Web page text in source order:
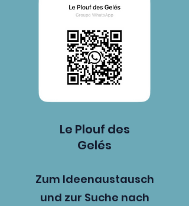
Le Plouf des
Gelés
Zum Ideenaustausch
und zur Suche nach